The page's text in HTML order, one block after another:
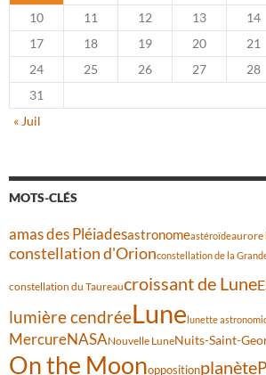
10
11 12 13 14
17
18 19 20 21
24
25 26 27 28
31
« Juil
MOTS-CLÉS
amas des Pléiadesastronomeastéroïdeaurore
constellation d'Orionconstellation de la
constellation du Taureaucroissant de Lune
lumière cendréeLunelunette
MercureNASANouvelle LuneNuits-Saint-
On the Moonoppositionplanète